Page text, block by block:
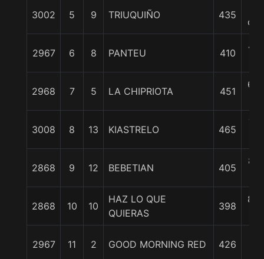
3002 5 9 TRIUQUIÑO 435
2967 6 8 PANTEU 410
4
2968 7 5 LA CHIPRIOTA 451
6
3008 8 13 KIASTRELO 465
7
2868 9 12 BEBETIAN 405
8
2868 10 10
HAZ LO QUE
QUIERAS
398
8
2967 11 2 GOOD MORNING RED 426